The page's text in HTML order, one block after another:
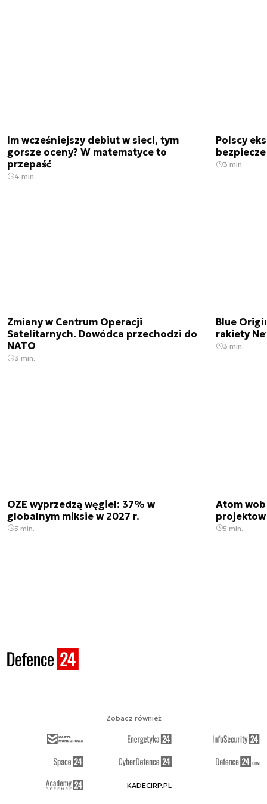
Im wcześniejszy debiut w sieci, tym
gorsze oceny? W matematyce to
przepaść
4 min.
Polscy
3 min.
Zmiany w Centrum Operacji
Satelitarnych. Dowódca przechodzi do
NATO
3 min.
Blue
rakiety
3 min.
OZE wyprzedzą węgiel: 37% w
globalnym miksie w 2027 r.
5 min.
Atom
5 min.
Zobacz również
KADECIRP.PL